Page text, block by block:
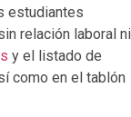
estudiantes
relación laboral ni
y el listado de
como en el tablón